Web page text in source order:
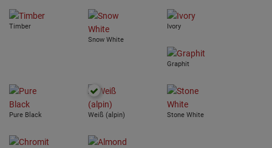
Timber
Snow White
Ivory
Graphit
Pure Black Weiß (alpin) Stone White